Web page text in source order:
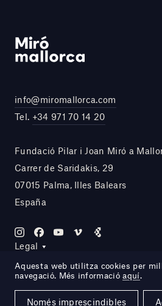
info@miromallorca.com
Tel. +34 971 70 14 20
Fundació Pilar i Joan Miró a
Carrer de Saridakis, 29
07015 Palma, Illes Balears
España
Legal
Site by DOMO—A
Aquesta web utilitza cookies per
navegació. Més informacióaquí.
Només imprescindibles